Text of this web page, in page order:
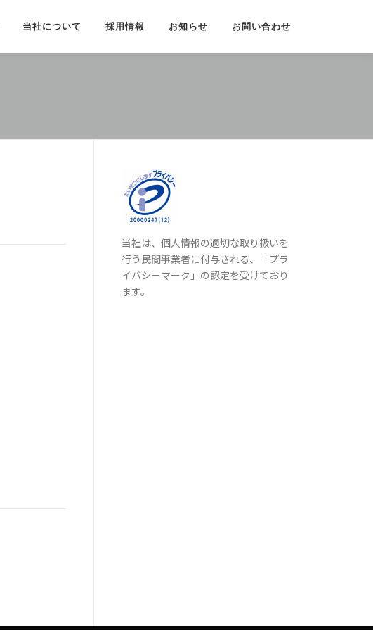
当社について 採用情報 お知らせ お問い合わせ
当社は、個人情報の適切な取り扱いを
行う民間事業者に付与される、「プラ
イバシーマーク」の認定を受けており
ます。